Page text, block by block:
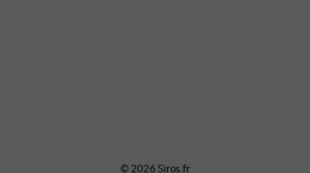
© 2026 Siros.fr